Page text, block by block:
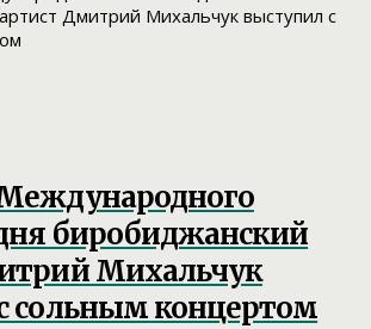
биробиджанский
Михальчук
сольным концертом